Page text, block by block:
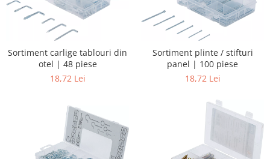
Sortiment carlige tablouri din
otel | 48 piese
18,72 Lei
Sortiment plinte / stifturi
panel | 100 piese
18,72 Lei